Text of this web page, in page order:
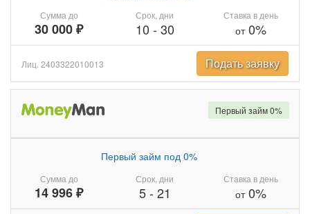
Сумма до
30 000 ₽
Срок, дни
10 - 30
Ставка в день
от0%
Лиц. 2403322010013 Подать заявку
Сумма до
14 996 ₽
Первый займ под 0%
Срок, дни
5- 21
Ставка в день
от0%
Первый займ 0%